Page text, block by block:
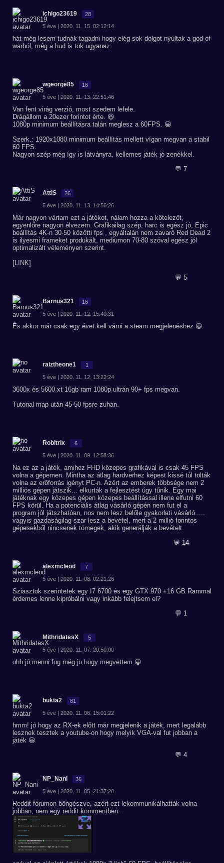
ichigo23619 28
5 éve | 2020. 11. 15. 02:12:14
hát még lesem tudnák tagadni hogy elég sok dolgot nyúltak a god of
warból, még a hud is tök ugyanaz.
wgeorge85 16
5 éve | 2020. 11. 13. 22:51:46
Van fent virág verzió, most szedem lefele.
Drágállom a 20ezer forintot érte. 😆
1080p minimum beállításra talán meglesz a 60FPS. 😀
Szerk.: 1920x1080 minimum beállítás mellett vígan megvan a stabil
60 FPS.
Nagyon szép még így is látványra, kellemes játék jó zenékkel.
💬 7
AttiS 26
5 éve | 2020. 11. 13. 14:56:26
Már nagyon vártam ezt a játékot, nálam hozza a kötelezőt,
egyenlőre nagyon élvezem. Grafikailag szép, harc is egész jó, Epic
beállítás 4K-n 30-50 közötti fps , egyáltalán nem zavaró Red Dead 2
is ilyesmi frameket produkált, mediumon 70-80 szóval egész jól
optimalizált véleményen szerint.
[LINK]
💬 5
Barnus321 16
5 éve | 2020. 11. 12. 15:40:31
És akkor már csak egy évet kell várni a steam megjelenéshez 😃
raiztheone1 1
5 éve | 2020. 11. 12. 13:22:24
3600x és 5600 xt 16gb ram 1080p ultrán 90+ fps megvan.
Tutorial map után 45-50 fpsre zuhan.
Robitrix 6
5 éve | 2020. 11. 09. 12:58:36
Na ez az a játék, amihez FHD közepes grafikával is csak 45 FPS
volna a gépemen. Mintha az átlag hardverhez képest kissé túl tolták
volna az erőforrás igényt PC-n. Azért az emberek többsége nem 2
milliós gépen játszik... elkurták a fejlesztést úgy tűnik. Egy mai
játéknak egy közepes gépen közepes beállítással illene elfutni 60
FPS körül. Ha a potenciális átlag vásárló gépén nem fut el a
program jól játszhatóan, nos nem lesz belőle gyakorlati vásárló.....
vagyis gazdaságilag szar lesz a bevétel, mert a 2 millió forintos
gépesekből nincsenek tömegek, akik generálják a bevételt.
💬 14
alexmcleod 7
5 éve | 2020. 11. 08. 02:21:26
Sziasztok szerintetek egy I7 6700 és egy GTX 970 +16 GB Rammal
érdemes lenne kipróbálni vagy inkább felejtsem el?
💬 1
MithridatesX 5
5 éve | 2020. 11. 07. 20:50:00
ohh jó menni fog még jo hogy megvettem 😀
bukta2 81
5 éve | 2020. 11. 06. 15:01:22
hmm! jó hogy az RX-ek előtt már megjelenik a játék, mert legalább
lesznek tesztek a youtube-on hogy melyik VGA-val fut jobban a
játék 😃
💬 4
NP_Nani 36
5 éve | 2020. 11. 05. 21:37:20
Reddit fórumon böngészve, azért ezt lekommunikálhatták volna
jobban, nem egy reddit kommentben...